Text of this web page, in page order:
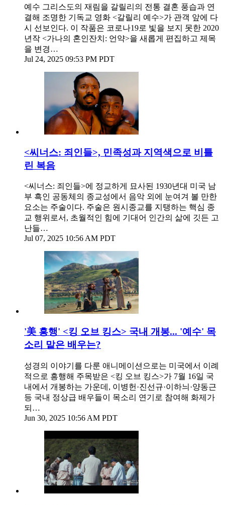
예수 그리스도의 재림을 갈릴리의 전통 결혼 풍습과 연
결해 조명한 기독교 영화 <갈릴리 예수>가 관객 앞에 다
시 선보인다. 이 작품은 코로나19로 빛을 보지 못한 2020
년작 <가나의 혼인잔치: 언약>을 새롭게 편집하고 제목
을 변경…
Jul 24, 2025 09:53 PM PDT
<씨너스: 죄인들>, 민족성과 지역색으로 비틀
린 복음
<씨너스: 죄인들>에 정교하게 묘사된 1930년대 미국 남
부 흑인 공동체의 종교성에서 음악 외에 눈여겨 볼 만한
요소는 주술이다. 주술은 원시종교를 지탱하는 핵심 종
교 행위로서, 초월적인 힘에 기대어 인간의 삶에 깃든 고
난들…
Jul 07, 2025 10:56 AM PDT
'美 흥행' <킹 오브 킹스> 국내 개봉... '예수' 목
소리 맡은 배우는?
성경의 이야기를 다룬 애니메이션으로는 미국에서 이례
적으로 흥행해 주목받은 <킹 오브 킹스>가 7월 16일 국
내에서 개봉하는 가운데, 이병헌·진선규·이하늬·양동근
등 국내 정상급 배우들이 목소리 연기로 참여해 화제가
되…
Jun 30, 2025 10:56 AM PDT